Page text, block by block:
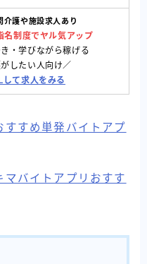
介護や施設求人あり
名制度でヤル気アップ
・学びながら稼げる
したい人向け／
して求人をみる
すすめ単発バイトアプ
バイトアプリおすす